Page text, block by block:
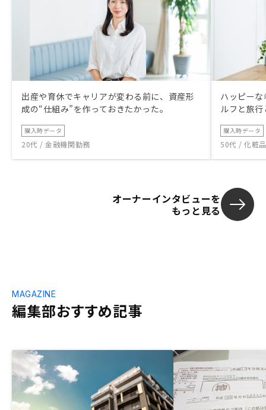
出産や育休でキャリアが変わる前に、資産形
成の“仕組み”を作っておきたかった。
購入時データ
20代 / 金融機関勤務
ハッピー
ルフと旅
購入時データ
50代 / 化粧
オーナーインタビューを
もっと見る
編集部おすすめ記事
MAGAZINE